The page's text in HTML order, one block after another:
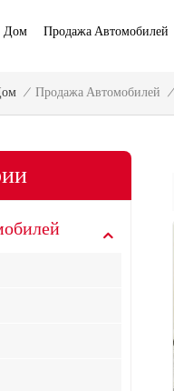
Дом Продажа Автомобилей
/ Продажа Автомобилей /